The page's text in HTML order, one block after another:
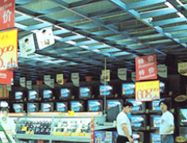
工厂食堂宿舍装修实景
旧厂房工厂改造翻新装修
创意园孵化器创客中心装修